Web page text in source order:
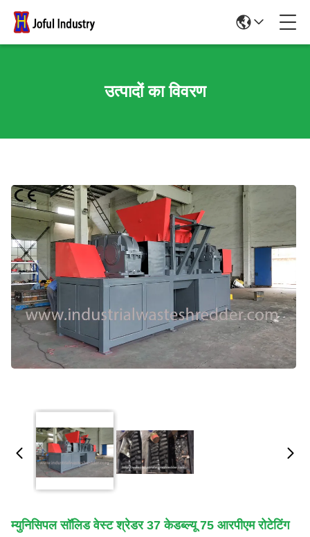
उत्पादों का विवरण
म्युनिसिपल सॉलिड वेस्ट श्रेडर 37 केडब्ल्यू 75 आरपीएम रोटेटिंग